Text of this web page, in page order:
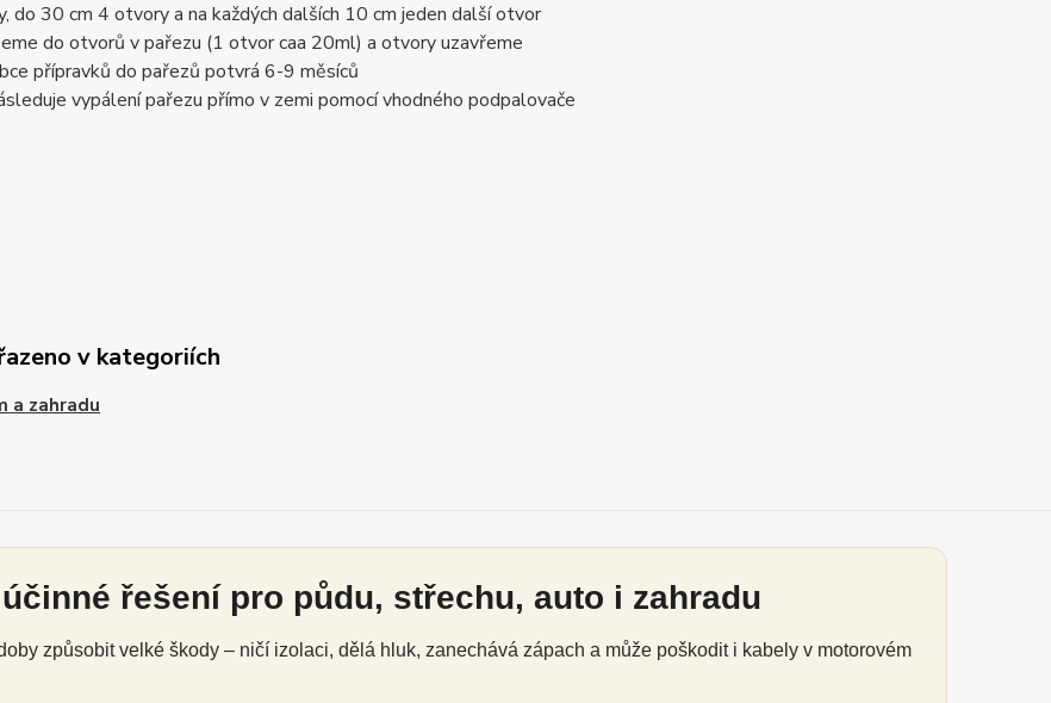
do 30 cm 4 otvory a na každých dalších 10 cm jeden další otvor
do otvorů v pařezu (1 otvor caa 20ml) a otvory uzavřeme
přípravků do pařezů potvrá 6-9 měsíců
vypálení pařezu přímo v zemi pomocí vhodného podpalovače
v kategoriích
a zahradu
řešení pro půdu, střechu, auto i zahradu
způsobit velké škody – ničí izolaci, dělá hluk, zanechává zápach a může poškodit i kabely v motorovém